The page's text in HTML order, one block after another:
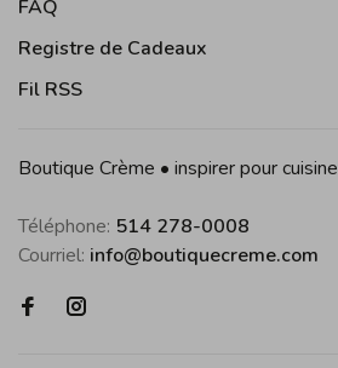
FAQ
Registre de Cadeaux
Fil RSS
Boutique Crème • inspirer pour cuisine
Téléphone: 514 278-0008
Courriel: info@boutiquecreme.com